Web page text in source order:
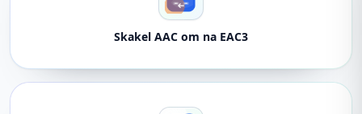
Skakel AAC om na EAC3